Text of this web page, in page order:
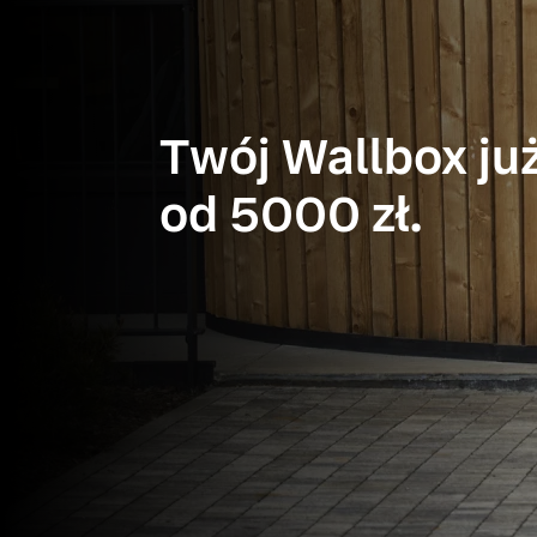
Twój Wallbox
od 5000 zł.